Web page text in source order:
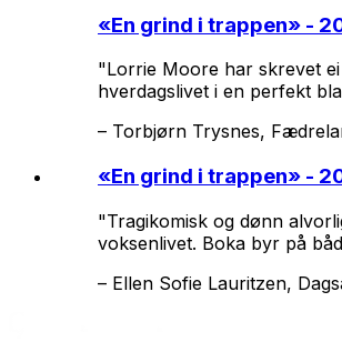
«En grind i trappen» -
"Lorrie Moore har skrevet
hverdagslivet i en perfekt
– Torbjørn Trysnes,
«En grind i trappen» -
"Tragikomisk og dønn
voksenlivet. Boka byr på
– Ellen Sofie Lauritzen,